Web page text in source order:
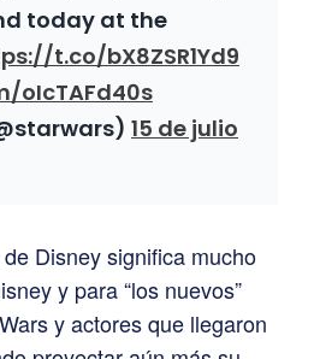
today at the
t.co/bX8ZSR1Yd9
oIcTAFd40s
15 de julio
Disney significa mucho
y para “los nuevos”
y actores que llegaron